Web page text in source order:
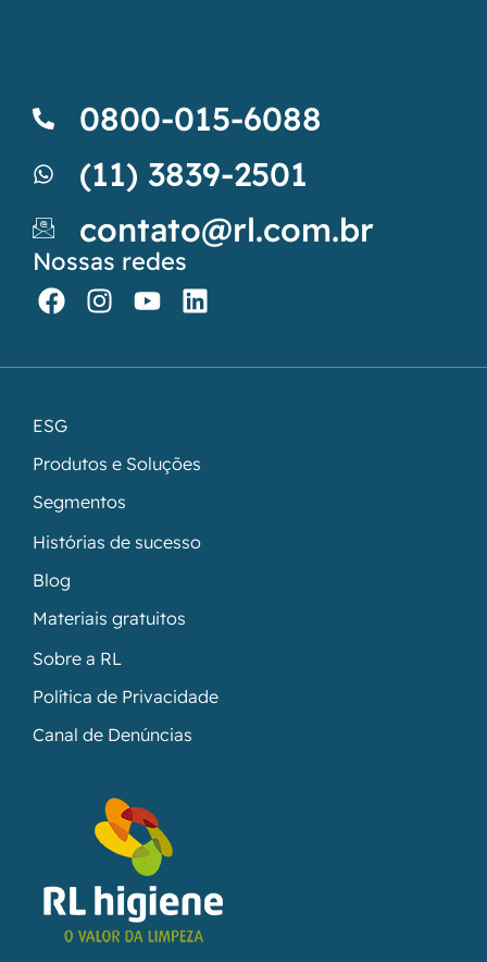
0800-015-6088
(11) 3839-2501
contato@rl.com.br
Nossas redes
ESG
Produtos e Soluções
Segmentos
Histórias de sucesso
Blog
Materiais gratuitos
Sobre a RL
Política de Privacidade
Canal de Denúncias